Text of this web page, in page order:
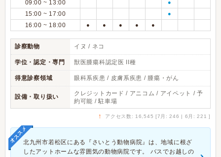
09:00 ~ 13:00 ●
15:00 ~ 17:00 ●
16:00 ~ 18:00 ● ● ● ● ●
診察動物 イヌ / ネコ
学位・認定・専門 獣医腫瘍科認定医 II種
得意診察領域 眼科系疾患 / 皮膚系疾患 / 腫瘍・がん
設備・取り扱い
クレジットカード / アニコム / アイペット / 予
約可能 / 駐車場
↑ アクセス数: 16,545 [7月: 246 | 6月: 221 ]
オススメ北九州市若松区にある『さいとう動物病院』は、地域に根ざ
したアットホームな雰囲気の動物病院です。 バスでお越しの